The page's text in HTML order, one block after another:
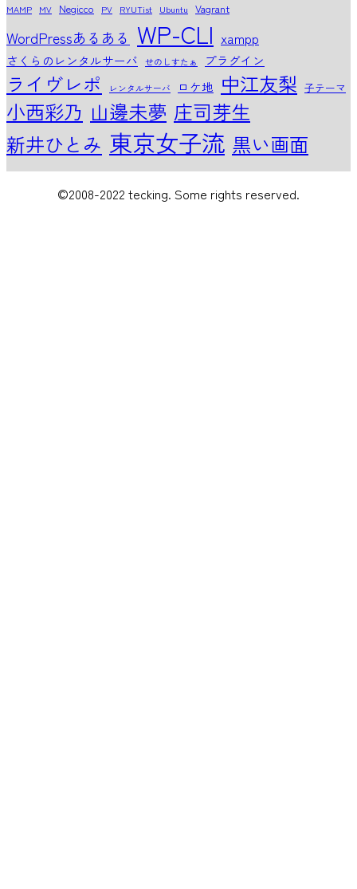
MAMP MV Negicco PV RYUTist Ubuntu Vagrant
WordPressあるある WP-CLI xampp
さくらのレンタルサーバ せのしすたぁ プラグイン
ライヴレポ レンタルサーバ ロケ地 中江友梨 子テーマ
小西彩乃 山邊未夢 庄司芽生
新井ひとみ 東京女子流 黒い画面
©2008-2022 tecking. Some rights reserved.